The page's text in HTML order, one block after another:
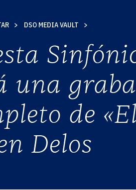
DSO MEDIA VAULT
una
de
Delos